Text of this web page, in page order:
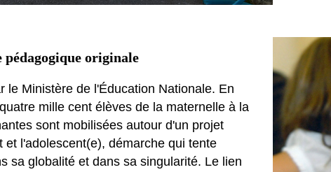
originale
le Ministère de l'Éducation Nationale. En
mille cent élèves de la maternelle à la
sont mobilisées autour d'un projet
et l'adolescent(e), démarche qui tente
sa globalité et dans sa singularité. Le lien